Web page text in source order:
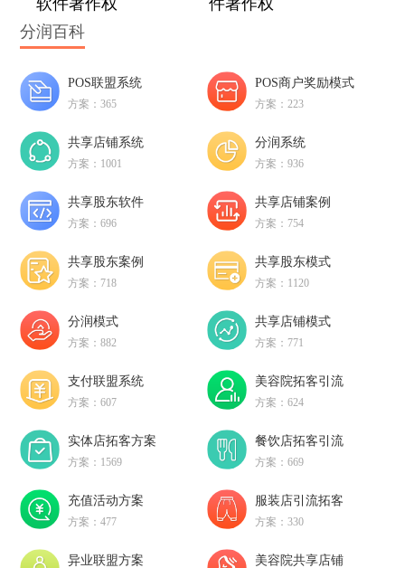
分润百科
POS联盟系统
方案：365
POS商户奖励模式
方案：223
共享店铺系统
方案：1001
分润系统
方案：936
共享股东软件
方案：696
共享店铺案例
方案：754
共享股东案例
方案：718
共享股东模式
方案：1120
分润模式
方案：882
共享店铺模式
方案：771
支付联盟系统
方案：607
美容院拓客引流
方案：624
实体店拓客方案
方案：1569
餐饮店拓客引流
方案：669
充值活动方案
方案：477
服装店引流拓客
方案：330
异业联盟方案 美容院共享店铺